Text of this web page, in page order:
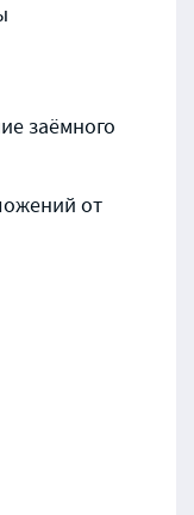
заёмного
от